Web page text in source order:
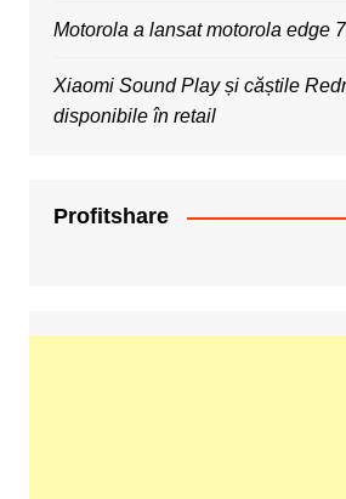
Motorola a lansat motorola edge
Xiaomi Sound Play și căștile
disponibile în retail
Profitshare